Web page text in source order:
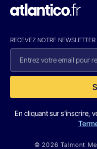
RECEVEZ NOTRE NEWSLETTER
En cliquant sur s'inscrire,
© 2026 Talmont